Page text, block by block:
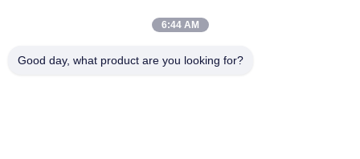
de drone
Module de brouilleur
amplificateur de
6:44 AM
Good day, what product are you looking for?